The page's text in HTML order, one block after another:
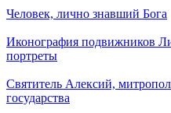
Человек, лично знавший Бога
Иконография подвижников
портреты
Святитель Алексий,
государства